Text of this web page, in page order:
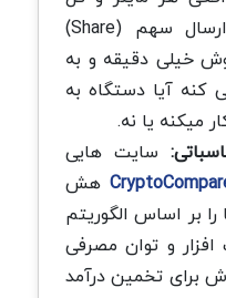
شبکه رو بر اساس ارسال سهم (Share)
خیلی دقیقه و به
کنه آیا دستگاه به
میکنه یا نه.
سایت هایی
هش
بر اساس الگوریتم
و توان مصرفی
برای تخمین درآمد